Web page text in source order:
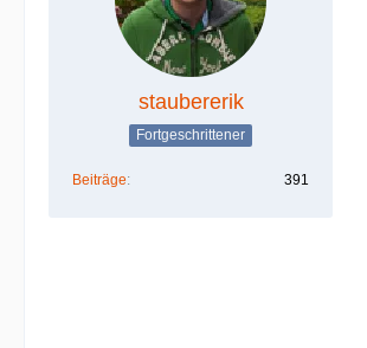
staubererik
Fortgeschrittener
Beiträge 391